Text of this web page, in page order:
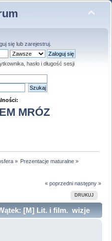
sięlub zarejestruj.
hasło i długość sesji
MRÓZ
» Prezentacje maturalne »
« poprzedni następny »
DRUKUJ
[M] Lit. i film. wizje
725643 razy)